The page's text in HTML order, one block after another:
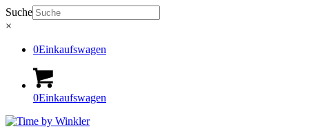
Suche
×
0Einkaufswagen
0Einkaufswagen